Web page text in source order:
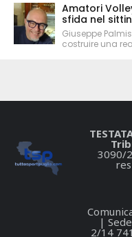
Amatori
sfida nel
Giuseppe
costruire una
3090/
|
2/14